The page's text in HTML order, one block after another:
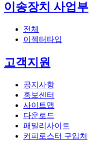
이송장치 사업부
전체
이젝터타입
고객지원
공지사항
홍보센터
사이트맵
다운로드
패밀리사이트
커피로스터 구입처